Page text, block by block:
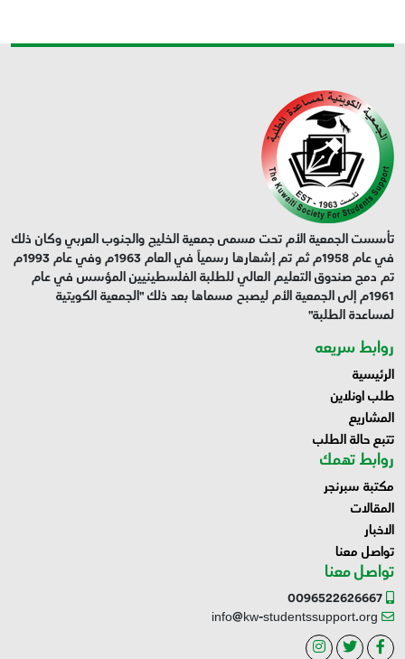
تأسست الجمعية الأم تحت مسمى جمعية الخليج والجنوب العربي وكان ذلك
في عام 1958م ثم تم إشهارها رسمياً في العام 1963م وفي عام 1993م
تم دمج صندوق التعليم العالي للطلبة الفلسطينيين المؤسس في عام
1961م إلى الجمعية الأم ليصبح مسماها بعد ذلك "الجمعية الكويتية
لمساعدة الطلبة"
روابط سريعه
الرئيسية
طلب اونلاين
المشاريع
تتبع حالة الطلب
روابط تهمك
مكتبة سبرنجر
المقالات
الاخبار
تواصل معنا
تواصل معنا